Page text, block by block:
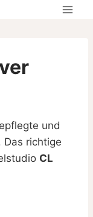
und
Das richtige
CL